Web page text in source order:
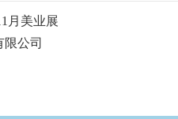
月美业展
公司